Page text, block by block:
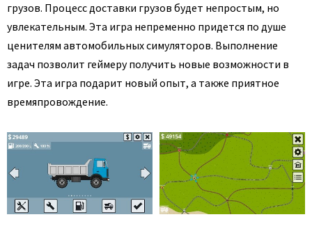
грузов. Процесс доставки грузов будет непростым, но
увлекательным. Эта игра непременно придется по душе
ценителям автомобильных симуляторов. Выполнение
задач позволит геймеру получить новые возможности в
игре. Эта игра подарит новый опыт, а также приятное
времяпровождение.